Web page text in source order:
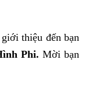
thiệu đến bạn
Phi. Mời bạn